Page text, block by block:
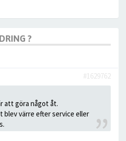
?
#1629762
att göra något åt.
blev värre efter service eller